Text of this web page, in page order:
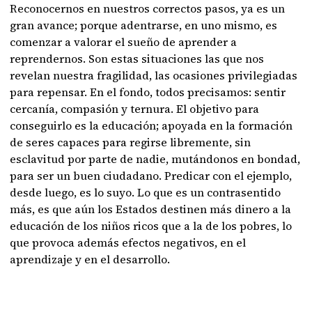
Reconocernos en nuestros correctos pasos, ya es un
gran avance; porque adentrarse, en uno mismo, es
comenzar a valorar el sueño de aprender a
reprendernos. Son estas situaciones las que nos
revelan nuestra fragilidad, las ocasiones privilegiadas
para repensar. En el fondo, todos precisamos: sentir
cercanía, compasión y ternura. El objetivo para
conseguirlo es la educación; apoyada en la formación
de seres capaces para regirse libremente, sin
esclavitud por parte de nadie, mutándonos en bondad,
para ser un buen ciudadano. Predicar con el ejemplo,
desde luego, es lo suyo. Lo que es un contrasentido
más, es que aún los Estados destinen más dinero a la
educación de los niños ricos que a la de los pobres, lo
que provoca además efectos negativos, en el
aprendizaje y en el desarrollo.